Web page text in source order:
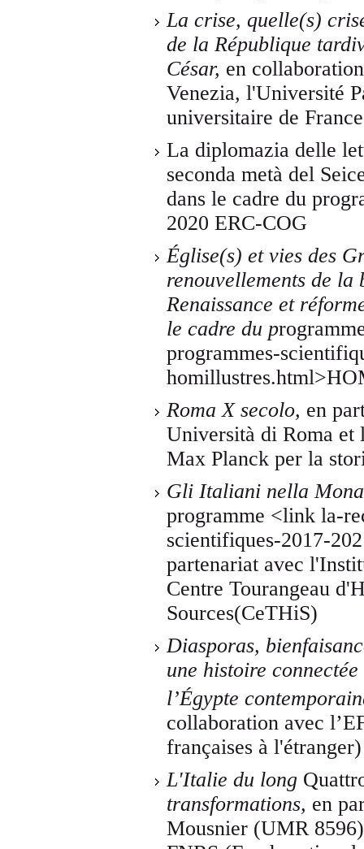
La crise, quelle(s)
de la République
César, en
Venezia, l'Université
universitaire de France
La diplomazia delle
seconda metà del
dans le cadre du
2020 ERC-COG
Église(s) et vies des
renouvellements de
Renaissance et
le cadre du p
programmes-
Roma X secolo, en
Università di Roma
Max Planck per la
Gli Italiani nella
programme <link la-
scientifiques-2017-
partenariat avec
Centre Tourangeau
Sources(CeTHiS)
Diasporas,
une histoire
l’Égypte
collaboration avec
françaises à l'étranger)
L'Italie du long
transformations, en
Mousnier (UMR